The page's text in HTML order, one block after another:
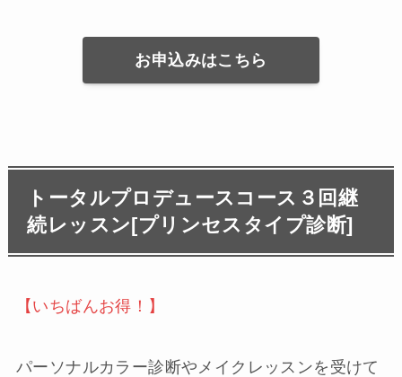
お申込みはこちら
トータルプロデュースコース３回継
続レッスン[プリンセスタイプ診断]
【いちばんお得！】
パーソナルカラー診断やメイクレッスンを受けて